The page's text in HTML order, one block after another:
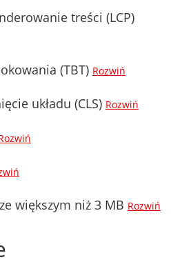
treści (LCP)
(TBT) Rozwiń
układu (CLS) Rozwiń
większym niż 3 MB Rozwiń